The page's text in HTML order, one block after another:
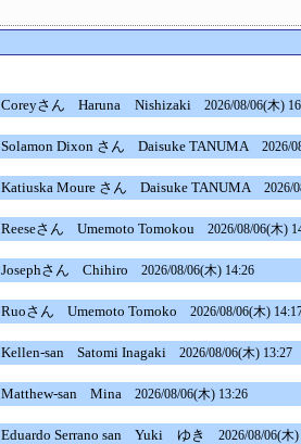
Coreyさん Haruna Nishizaki 2026/08/06(木)
Solamon Dixon さん Daisuke TANUMA 2026/
Katiuska Moure さん Daisuke TANUMA 2026/
Reeseさん Umemoto Tomokou 2026/08/06(木)
Josephさん Chihiro 2026/08/06(木) 14:26
Ruoさん Umemoto Tomoko 2026/08/06(木)
Kellen-sanSatomi Inagaki 2026/08/06(木) 13:27
Matthew-sanMina 2026/08/06(木) 13:26
Eduardo Serrano sanYuki ゆき 2026/08/06(木)